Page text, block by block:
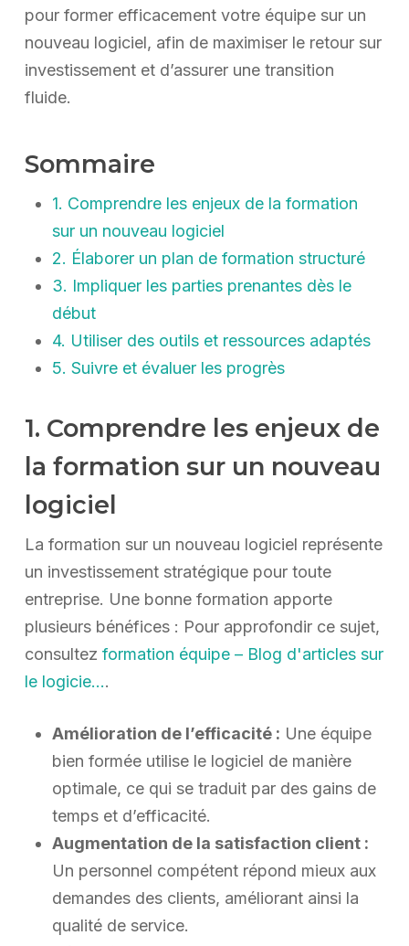
pour former efficacement votre équipe sur un
nouveau logiciel, afin de maximiser le retour sur
investissement et d’assurer une transition
fluide.
Sommaire
1. Comprendre les enjeux de la formation
sur un nouveau logiciel
2. Élaborer un plan de formation structuré
3. Impliquer les parties prenantes dès le
début
4. Utiliser des outils et ressources adaptés
5. Suivre et évaluer les progrès
1. Comprendre les enjeux de
la formation sur un nouveau
logiciel
La formation sur un nouveau logiciel représente
un investissement stratégique pour toute
entreprise. Une bonne formation apporte
plusieurs bénéfices : Pour approfondir ce sujet,
consultez formation équipe – Blog d'articles sur
le logicie….
Amélioration de l’efficacité : Une équipe
bien formée utilise le logiciel de manière
optimale, ce qui se traduit par des gains de
temps et d’efficacité.
Augmentation de la satisfaction client :
Un personnel compétent répond mieux aux
demandes des clients, améliorant ainsi la
qualité de service.